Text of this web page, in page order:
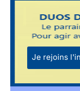
Je rejoins